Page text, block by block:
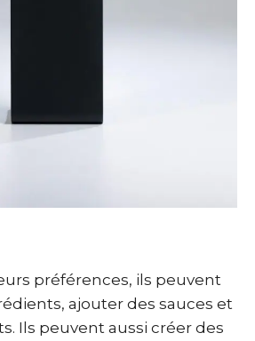
préférences, ils peuvent
ajouter des sauces et
Ils peuvent aussi créer des